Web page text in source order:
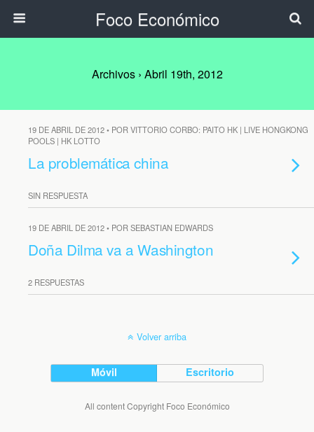
Foco Económico
Archivos › Abril 19th, 2012
19 DE ABRIL DE 2012 • POR VITTORIO CORBO: PAITO HK | LIVE HONGKONG
POOLS | HK LOTTO
La problemática china
SIN RESPUESTA
19 DE ABRIL DE 2012 • POR SEBASTIAN EDWARDS
Doña Dilma va a Washington
2 RESPUESTAS
Volver arriba
Móvil Escritorio
All content Copyright Foco Económico